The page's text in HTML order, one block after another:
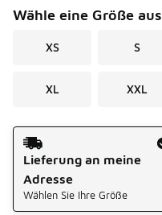
Wähle eine Größe aus
XS S
XL XXL
Versandart
Lieferung an meine
Adresse
Wählen Sie Ihre Größe